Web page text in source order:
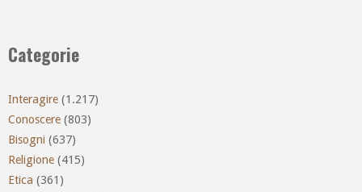
Categorie
Interagire (1.217)
Conoscere (803)
Bisogni (637)
Religione (415)
Etica (361)